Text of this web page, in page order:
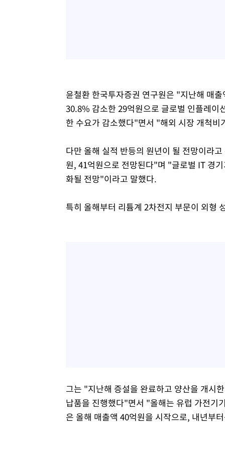
윤철환 한국투자증권 연구원은 "지난해 매
30.8% 감소한 29억원으로 글로벌 인플레이
한 수요가 감소했다"면서 "해외 시장 개척
다만 올해 실적 반등의 원년이 될 전망이라
원, 41억원으로 전망된다"며 "글로벌 IT 경
화될 전망"이라고 말했다.
특히 올해부터 리튬계 2차전지 부문이 외형
그는 "지난해 증설을 완료하고 양산을 개시
납품을 진행했다"면서 "올해는 유럽 가전기
은 올해 매출액 40억원을 시작으로, 내년부